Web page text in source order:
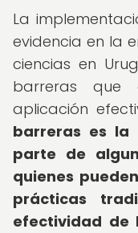
La
evidencia en la
ciencias en
barreras que
aplicación
barreras es la
parte de
quienes
prácticas
efectividad de